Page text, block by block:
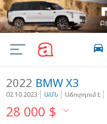
directions_car
2022 BMW X3
02.10.2023 ԱՄՆ Աճուրդում է
28 000 $ 